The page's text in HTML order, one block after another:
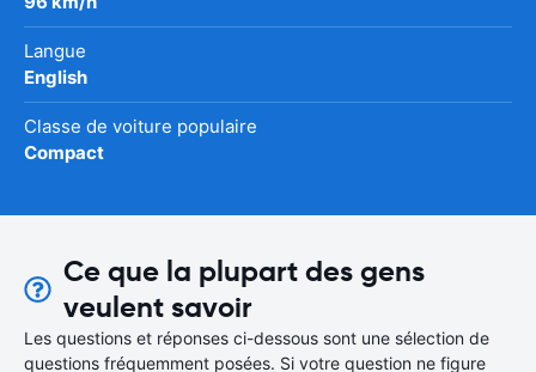
Langue
English
Classe de voiture populaire
Compact
Ce que la plupart des gens
veulent savoir
Les questions et réponses ci-dessous sont une sélection de
questions fréquemment posées. Si votre question ne figure